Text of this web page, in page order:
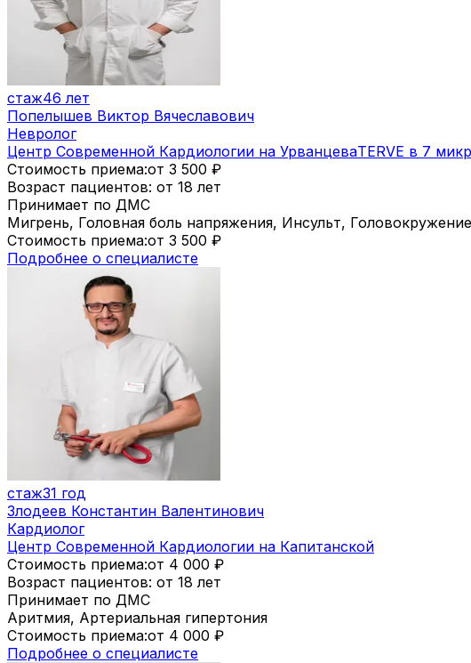
стаж46 лет
Попелышев Виктор Вячеславович
Невролог
Центр Современной Кардиологии на УрванцеваTERVE в 7
Стоимость приема:от 3 500 ₽
Возраст пациентов: от 18 лет
Принимает по ДМС
Мигрень, Головная боль напряжения, Инсульт, Головокружение
Стоимость приема:от 3 500 ₽
Подробнее о специалисте
стаж31 год
Злодеев Константин Валентинович
Кардиолог
Центр Современной Кардиологии на Капитанской
Стоимость приема:от 4 000 ₽
Возраст пациентов: от 18 лет
Принимает по ДМС
Аритмия, Артериальная гипертония
Стоимость приема:от 4 000 ₽
Подробнее о специалисте